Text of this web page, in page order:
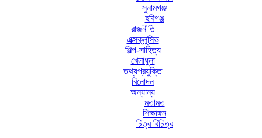
সুনামগঞ্জ
হবিগঞ্জ
রাজনীতি
এক্সক্লুসিভ
শিল্প-সাহিত্য
খেলাধুলা
তথ্যপ্রযুক্তি
বিনোদন
অন্যান্য
মতামত
শিক্ষাঙ্গন
চিত্র বিচিত্র